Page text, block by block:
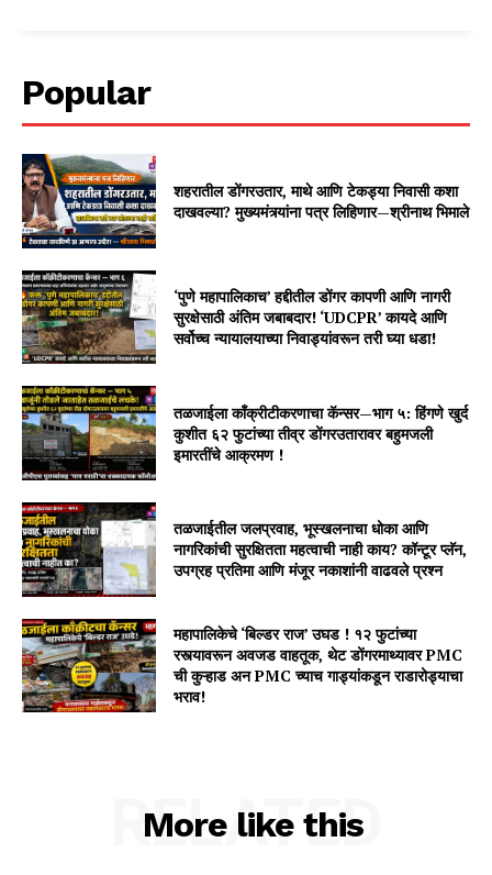
Popular
शहरातील डोंगरउतार, माथे आणि टेकड्या निवासी कशा
दाखवल्या? मुख्यमंत्र्यांना पत्र लिहिणार—श्रीनाथ भिमाले
‘पुणे महापालिकाच’ हद्दीतील डोंगर कापणी आणि नागरी
सुरक्षेसाठी अंतिम जबाबदार! ‘UDCPR’ कायदे आणि
सर्वोच्च न्यायालयाच्या निवाड्यांवरून तरी घ्या धडा!
तळजाईला काँक्रीटीकरणाचा कॅन्सर—भाग ५: हिंगणे खुर्द
कुशीत ६२ फुटांच्या तीव्र डोंगरउतारावर बहुमजली
इमारतींचे आक्रमण !
तळजाईतील जलप्रवाह, भूस्खलनाचा धोका आणि
नागरिकांची सुरक्षितता महत्वाची नाही काय? कॉन्टूर प्लॅन,
उपग्रह प्रतिमा आणि मंजूर नकाशांनी वाढवले प्रश्न
महापालिकेचे ‘बिल्डर राज’ उघड ! १२ फुटांच्या
रस्त्यावरून अवजड वाहतूक, थेट डोंगरमाथ्यावर PMC
ची कुऱ्हाड अन PMC च्याच गाड्यांकडून राडारोड्याचा
भराव!
More like this
RELATED